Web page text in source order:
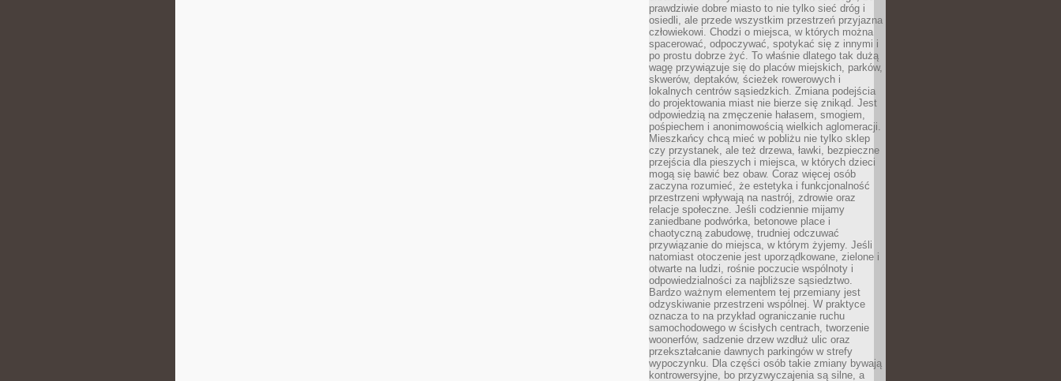
prawdziwie dobre miasto to nie tylko sieć dróg i
osiedli, ale przede wszystkim przestrzeń przyjazna
człowiekowi. Chodzi o miejsca, w których można
spacerować, odpoczywać, spotykać się z innymi i
po prostu dobrze żyć. To właśnie dlatego tak dużą
wagę przywiązuje się do placów miejskich, parków,
skwerów, deptaków, ścieżek rowerowych i
lokalnych centrów sąsiedzkich. Zmiana podejścia
do projektowania miast nie bierze się znikąd. Jest
odpowiedzią na zmęczenie hałasem, smogiem,
pośpiechem i anonimowością wielkich aglomeracji.
Mieszkańcy chcą mieć w pobliżu nie tylko sklep
czy przystanek, ale też drzewa, ławki, bezpieczne
przejścia dla pieszych i miejsca, w których dzieci
mogą się bawić bez obaw. Coraz więcej osób
zaczyna rozumieć, że estetyka i funkcjonalność
przestrzeni wpływają na nastrój, zdrowie oraz
relacje społeczne. Jeśli codziennie mijamy
zaniedbane podwórka, betonowe place i
chaotyczną zabudowę, trudniej odczuwać
przywiązanie do miejsca, w którym żyjemy. Jeśli
natomiast otoczenie jest uporządkowane, zielone i
otwarte na ludzi, rośnie poczucie wspólnoty i
odpowiedzialności za najbliższe sąsiedztwo.
Bardzo ważnym elementem tej przemiany jest
odzyskiwanie przestrzeni wspólnej. W praktyce
oznacza to na przykład ograniczanie ruchu
samochodowego w ścisłych centrach, tworzenie
woonerfów, sadzenie drzew wzdłuż ulic oraz
przekształcanie dawnych parkingów w strefy
wypoczynku. Dla części osób takie zmiany bywają
kontrowersyjne, bo przyzwyczajenia są silne, a